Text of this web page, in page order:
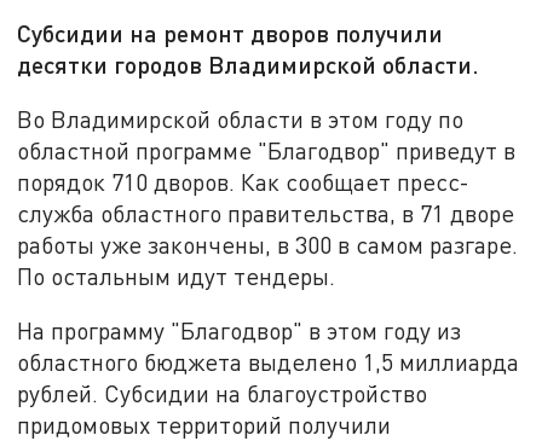
Субсидии на ремонт дворов получили
десятки городов Владимирской области.
Во Владимирской области в этом году по
областной программе "Благодвор" приведут в
порядок 710 дворов. Как сообщает пресс-
служба областного правительства, в 71 дворе
работы уже закончены, в 300 в самом разгаре.
По остальным идут тендеры.
На программу "Благодвор" в этом году из
областного бюджета выделено 1,5 миллиарда
рублей. Субсидии на благоустройство
придомовых территорий получили